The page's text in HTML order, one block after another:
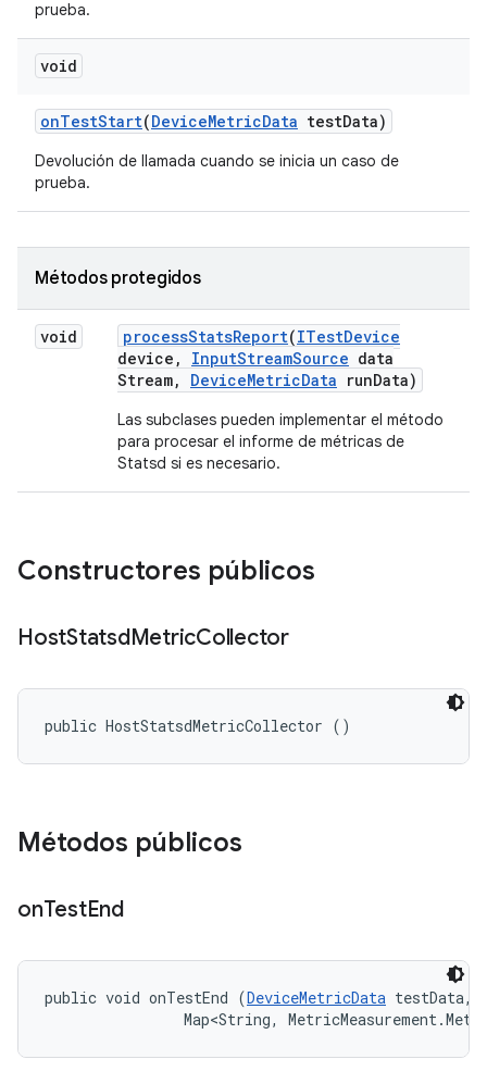
prueba.
void
onTestStart(DeviceMetricData testData)
Devolución de llamada cuando se inicia un caso de
prueba.
Métodos protegidos
void processStatsReport(ITestDevice
device , InputStreamSource data
Stream, DeviceMetricData runData)
Las subclases pueden implementar el método
para procesar el informe de métricas de
Statsd si es necesario.
Constructores públicos
HostStatsdMetricCollector
public HostStatsdMetricCollector ()
Métodos públicos
onTestEnd
public void onTestEnd (DeviceMetricData testData,
Map<String,